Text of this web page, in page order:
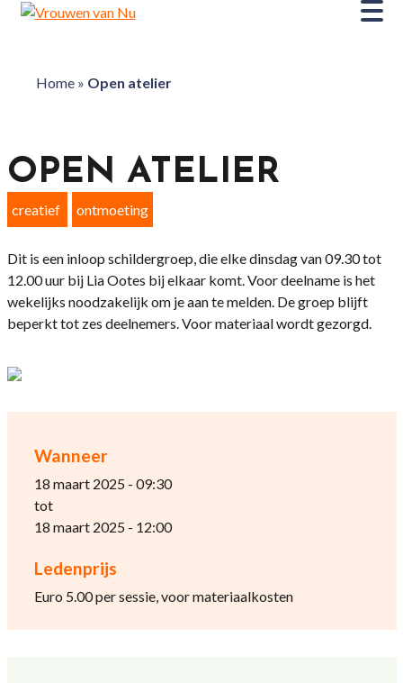
Home» Open atelier
Wanneer
18 maart 2025 - 09:30
tot
18 maart 2025 - 12:00
Ledenprijs
Euro 5.00 per sessie, voor materiaalkosten
OPEN ATELIER
creatief ontmoeting
Dit is een inloop schildergroep, die elke dinsdag van 09.30 tot
12.00 uur bij Lia Ootes bij elkaar komt. Voor deelname is het
wekelijks noodzakelijk om je aan te melden. De groep blijft
beperkt tot zes deelnemers. Voor materiaal wordt gezorgd.